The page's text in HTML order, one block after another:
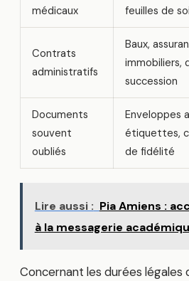
médicaux
feuilles de
Contrats
administratifs
Baux,
immobiliers,
succession
Documents
souvent
oubliés
Enveloppes
étiquettes,
de fidélité
Lire aussi : Pia Amiens :
à la messagerie
Concernant les durées légales